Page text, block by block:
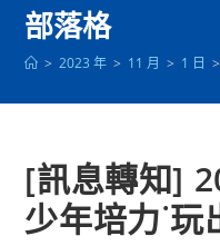
部落格
> 2023 年 > 11 月 > 1 日 >
[訊息轉知]
少年培力˙